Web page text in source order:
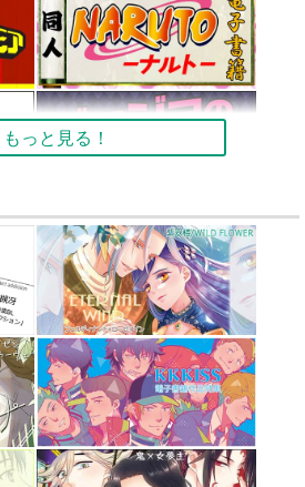
もっと見る！